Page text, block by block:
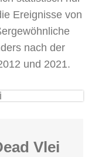
Ereignisse von
nach der
und 2021.
Vlei